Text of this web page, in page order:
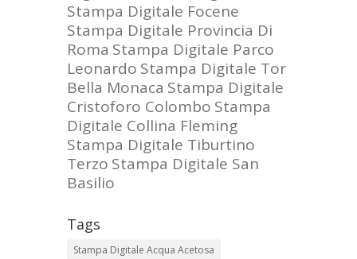
Stampa Digitale Focene
Stampa Digitale Provincia Di
Roma Stampa Digitale Parco
Leonardo Stampa Digitale Tor
Bella Monaca Stampa Digitale
Cristoforo Colombo Stampa
Digitale Collina Fleming
Stampa Digitale Tiburtino
Terzo Stampa Digitale San
Basilio
Tags
Stampa Digitale Acqua Acetosa